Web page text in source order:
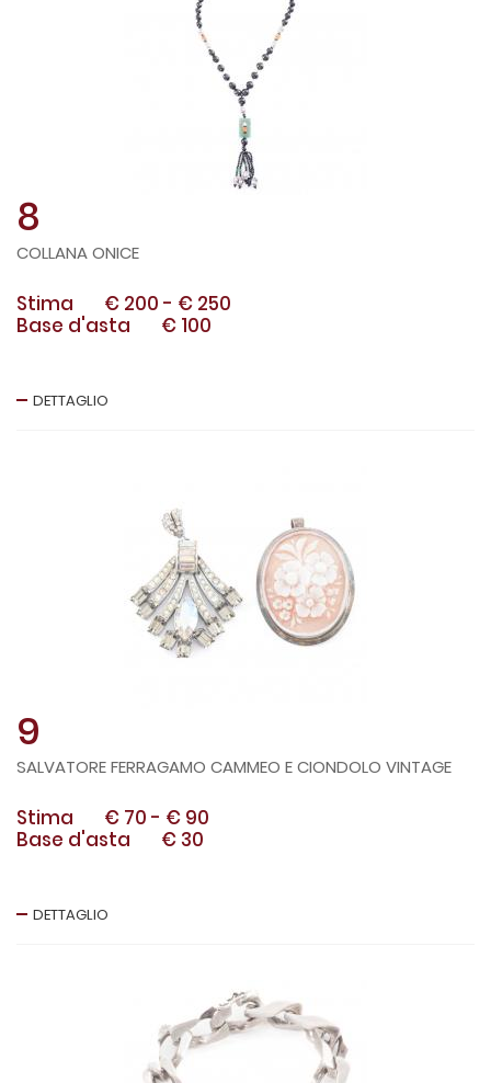
8
COLLANA ONICE
Stima € 200 - € 250
Base d'asta
€ 100
DETTAGLIO
9
SALVATORE FERRAGAMO CAMMEO E CIONDOLO VINTAGE
Stima € 70 - € 90
Base d'asta
€ 30
DETTAGLIO